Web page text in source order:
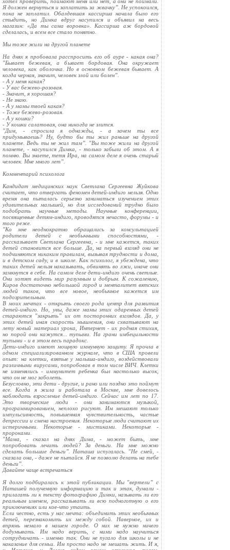
Я должен вернуться и заплатить за жвачку”. Не успокоился,
пока не заплатил. Обалдевшая кассирша начала было его
стыдить, но Димка вдруг насупился и объявил на весь
магазин: «Да ты сама воровка». Кассирша аж бордовой
сделалась, и всем все стало понятно.
Мы тоже жили на другой планете
На днях я пробовала расспросить его об ауре - какая она?
"Бывает бежевая, а бывает бордовая. Она окружает
человека, как оболочка. Но в основном бежевая бывает. А
когда черная, значит, человек злой или болен”.
- А у меня какая?
- У вас бежево-розовая.
- Значит, я хорошая?
- Не знаю.
- А у мамы твоей какая?
- Тоже бежево-розовая.
- А у кошки?
- У кошки салатовая, она никогда не злится.
"Дим, - спросила я однажды, - а зачем ты все
придумываешь? Ну, будто бы ты жил раньше на другой
планете. Ведь ты не жил там”. "Вы тоже жили на другой
планете, - насупился Димка, - только забыли об этом. А я
помню. Вы знаете, тетя Ира, на самом деле я очень старый
человек. Мне много лет”.
Комментарий психолога
Кандидат медицинских наук Светлана Сергеевна Жуйкова
считает, что отвергать феномен детей-индиго нельзя. Одно
время она пыталась серьезно заниматься изучением этих
удивительных малышей, но для исследований трудно было
подобрать научные методы. Научные конференции,
посвященные детям-индиго, проводятся нечасто, форумы - и
того реже.
"Ко мне неоднократно обращались за консультацией
родители детей с необычными способностями, -
рассказывает Светлана Сергеевна, - и мне кажется, таких
детей становится все больше. Да, на первый взгляд они не
подчиняются никаким правилам, вызывая трудности и дома,
и в детском саду, и в школе. Как психолог, я убеждена, что
таких детей нельзя наказывать, обвинять во лжи, иначе они
замкнутся в себе. На самом деле дети-индиго очень светлые.
Они хотят видеть мир разумным и добрым. К сожалению,
Киров достаточно небольшой город и менталитет вятских
людей таков, что все новое, необычное кажется им
подозрительным.
В моих мечтах - открыть своего рода центр для развития
детей-индиго. Но, увы, даже мамы этих одаренных детей
стараются "закрыть” их от посторонних взглядов. Да, у
этих детей иная скорость мышления, они схватывают на
лету новый материал урока, Интернет - их родная стихия,
но порой они кажутся... тупыми. На грани имбецильности
тупыми - и в этом весь парадокс.
Дети-индиго имеют мощную иммунную защиту. Я прочла в
одном специализированном журнале, что в США провели
опыт: на клетки, взятые у малыша-индиго, воздействовали
различными вирусами, попробовав в том числе ВИЧ. Клетки
не изменялись - иммунитет ребенка был настолько высок,
что он не мог заболеть.
Безусловно, эти дети - другие, и рано или поздно это поймут
все. Когда я жила и работала в Москве, мне довелось
наблюдать взросление детей-индиго. Сейчас им лет по 17.
Это творческие люди - они занимаются музыкой,
программированием, неплохо рисуют. Им мешают только
импульсивность, повышенная чувствительность, частые
депрессии и смена настроения. Некоторые люди считают их
истеричными. Некоторые - мистиками. Некоторые -
пророками.
"Мама, - сказал на днях Дима, - может быть, мне
попробовать лечить людей? За деньги. На мне можно
сделать большие деньги”. Наташа испугалась. "Не смей, -
сказала она, - даже не пытайся. Я не позволю делать на тебе
деньги”.
Давайте чаще встречаться
Я долго подбиралась к этой публикации. Мы "вертели” с
Наташей полученную информацию и так и этак, думали -
прилагать ли к тексту фотографию Димки, называть ли его
реальным именем, рассказывать ли всю подноготную о его
приключениях или кое-что утаить.
Если честно, есть у нас мечта: объединить этих необычных
детей, перезнакомить их между собой. Наверное, их и
впрямь немало в нашем городе. О них не нужно ничего
додумывать. Им надо верить, с ними надо научиться
сотрудничать - именно так. Они не пугало для школы и не
наказание для семьи. Им просто надо не мешать жить. И я,